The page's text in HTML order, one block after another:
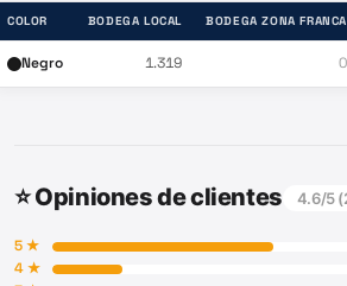
COLOR BODEGA LOCAL BODEGA ZONA FRANCA
Negro 1.319 0
⭐ Opiniones de clientes 4.6/5 (
5★
4★